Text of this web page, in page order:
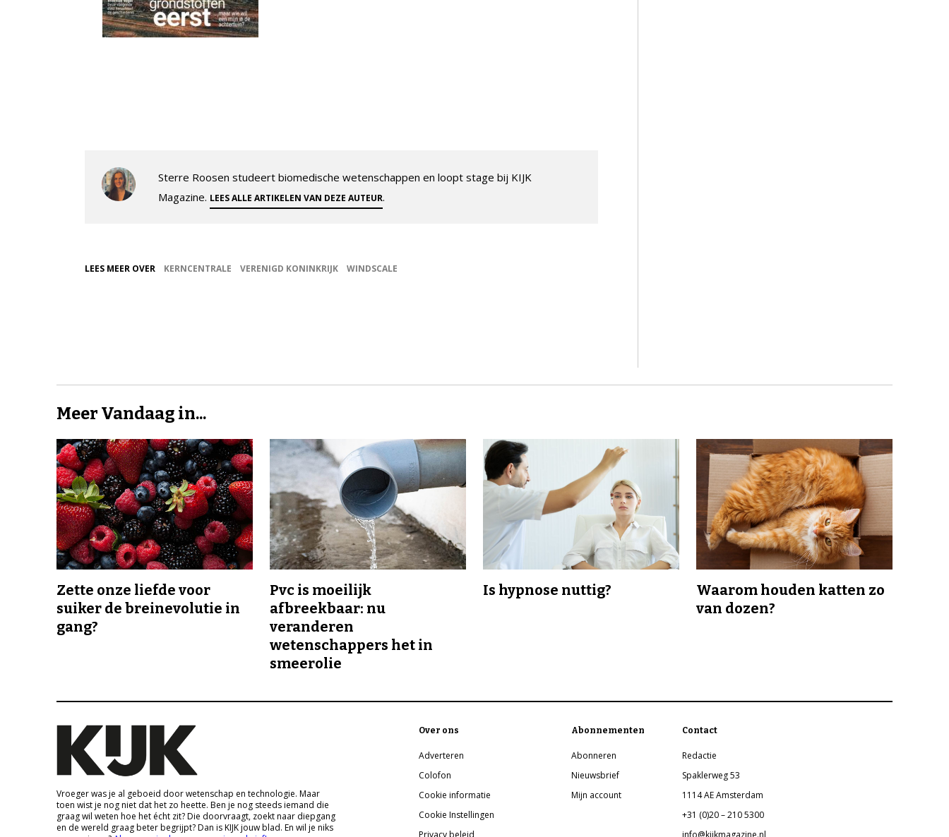
Sterre Roosen studeert biomedische wetenschappen en loopt stage bij KIJK
Magazine. LEES ALLE ARTIKELEN VAN DEZE AUTEUR.
LEES MEER OVER KERNCENTRALE VERENIGD KONINKRIJK WINDSCALE
Meer Vandaag in...
Zette onze liefde voor
suiker de breinevolutie in
gang?
Pvc is moeilijk
afbreekbaar: nu
veranderen
wetenschappers het in
smeerolie
Is hypnose nuttig?
Waarom houden katten zo
van dozen?
Vroeger was je al geboeid door wetenschap en technologie. Maar
toen wist je nog niet dat het zo heette. Ben je nog steeds iemand die
graag wil weten hoe het écht zit? Die doorvraagt, zoekt naar diepgang
en de wereld graag beter begrijpt? Dan is KIJK jouw blad. En wil je niks
Over ons
Adverteren
Colofon
Cookie informatie
Cookie Instellingen
Privacy beleid
Abonnementen
Abonneren
Nieuwsbrief
Mijn account
Contact
Redactie
Spaklerweg 53
1114 AE Amsterdam
+31 (0)20 – 210 5300
info@kijkmagazine.nl